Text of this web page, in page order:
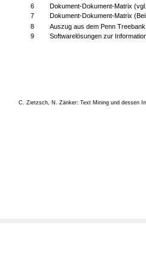
6
Dokument-Dokument-Matrix
7
Dokument-Dokument-Matrix
8
Auszug aus dem Penn
9
Softwarelösungen zur
C. Zietzsch, N. Zänker: Text Mining und dessen